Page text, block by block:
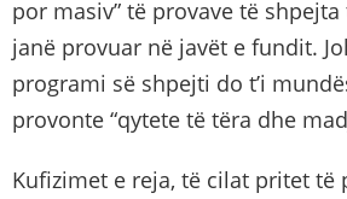
por masiv” të provave të
janë provuar në javët e fundit.
programi së shpejti do t’i
provonte “qytete të tëra dhe
Kufizimet e reja, të cilat pritet të